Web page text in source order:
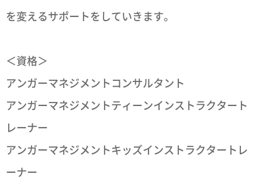
を変えるサポートをしていきます。
＜資格＞
アンガーマネジメントコンサルタント
アンガーマネジメントティーンインストラクタート
レーナー
アンガーマネジメントキッズインストラクタートレ
ーナー